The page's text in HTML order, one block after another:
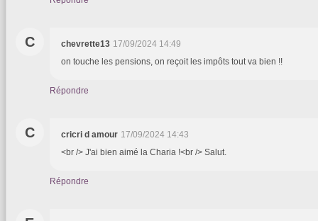
C chevrette13 17/09/2024 14:49
on touche les pensions, on reçoit les impôts tout va bien !!
Répondre
C cricri d amour 17/09/2024 14:43
<br /> J'ai bien aimé la Charia !<br /> Salut.
Répondre